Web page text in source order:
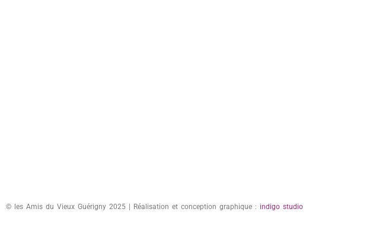
© les Amis du Vieux Guérigny 2025 | Réalisation et conception graphique : indigo studio